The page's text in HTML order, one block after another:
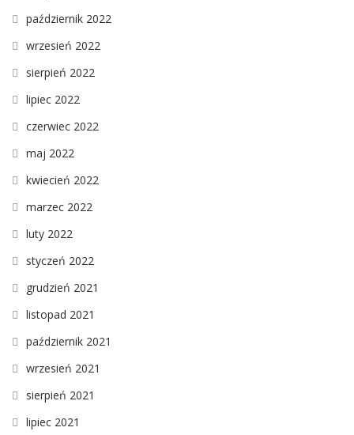
październik 2022
wrzesień 2022
sierpień 2022
lipiec 2022
czerwiec 2022
maj 2022
kwiecień 2022
marzec 2022
luty 2022
styczeń 2022
grudzień 2021
listopad 2021
październik 2021
wrzesień 2021
sierpień 2021
lipiec 2021